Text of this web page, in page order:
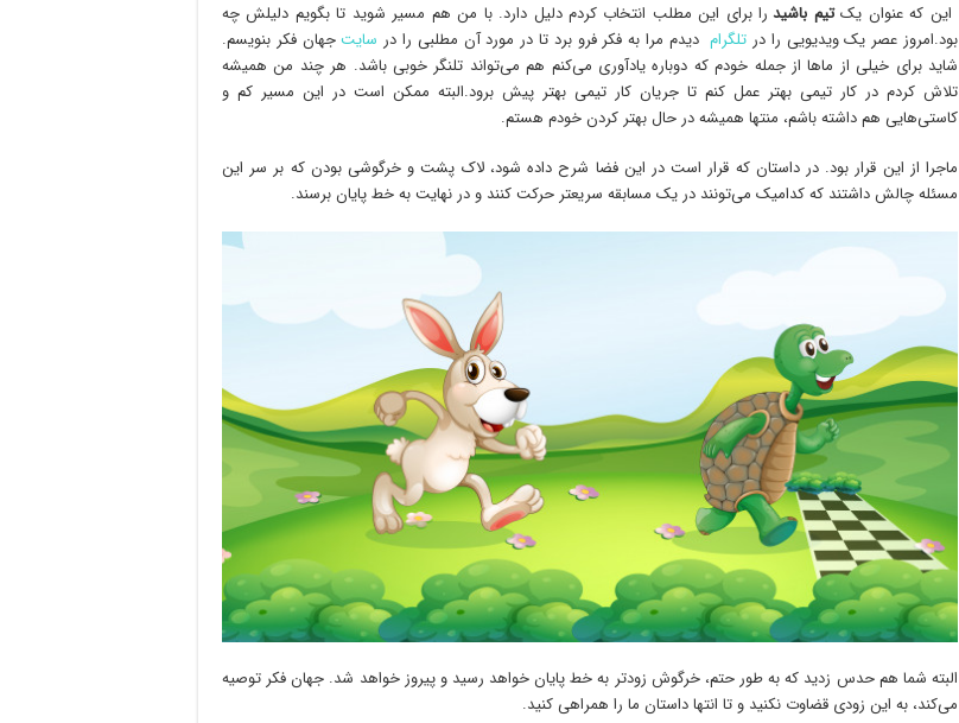
این که عنوان یکتیم باشیدرا برای این مطلب انتخاب کردم دلیل دارد. با من هم مسیر شوید تا بگویم دلیلش چه
بود.امروز عصر یک ویدیویی را در تلگرام دیدم مرا به فکر فرو برد تا در مورد آن مطلبی را در سایتجهان فکر بنویسم.
شاید برای خیلی از ماها از جمله خودم که دوباره یادآوری می‌کنم هم می‌تواند تلنگر خوبی باشد. هر چند من همیشه
تلاش کردم در کار تیمی بهتر عمل کنم تا جریان کار تیمی بهتر پیش برود.البته ممکن است در این مسیر کم و
کاستی‌هایی هم داشته باشم، منتها همیشه در حال بهتر کردن خودم هستم.
ماجرا از این قرار بود. در داستان که قرار است در این فضا شرح داده شود، لاک پشت و خرگوشی بودن که بر سر این
مسئله چالش داشتند که کدامیک می‌تونند در یک مسابقه سریعتر حرکت کنند و در نهایت به خط پایان برسند.
البته شما هم حدس زدید که به طور حتم، خرگوش زودتر به خط پایان خواهد رسید و پیروز خواهد شد. جهان فکر توصیه
می‌کند، به این زودی قضاوت نکنید و تا انتها داستان ما را همراهی کنید.